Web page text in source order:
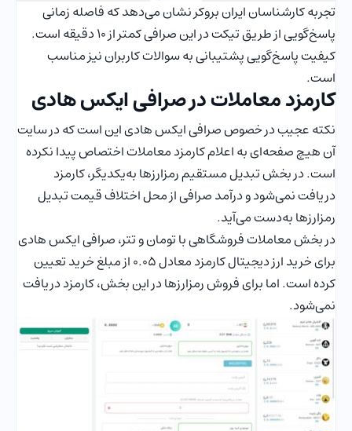
تجربه کارشناسان ایران بروکر نشان می‌دهد که فاصله زمانی
پاسخ‌گویی از طریق تیکت در این صرافی کمتر از 10 دقیقه است.
کیفیت پاسخ‌گویی پشتیبانی به سوالات کاربران نیز مناسب
است.
کارمزد معاملات در صرافی ایکس هادی
نکته عجیب در خصوص صرافی ایکس هادی این است که در سایت
آن هیچ صفحه‌ای به اعلام کارمزد معاملات اختصاص پیدا نکرده
است. در بخش تبدیل مستقیم رمزارزها به‌یکدیگر، کارمزد
دریافت نمی‌شود و درآمد صرافی از محل اختلاف قیمت تبدیل
رمزارزها به‌دست می‌آید.
در بخش معاملات فروشگاهی با تومان و تتر، صرافی ایکس هادی
برای خرید ارز دیجیتال کارمزد معادل 0.05 از مبلغ خرید تعیین
کرده است. اما برای فروش رمزارزها در این بخش، کارمزد دریافت
نمی‌شود.